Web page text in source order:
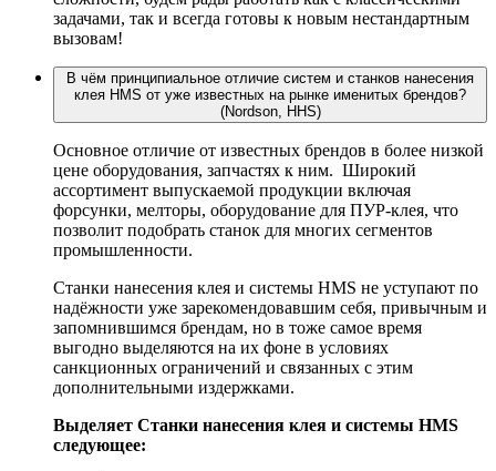
задачами, так и всегда готовы к новым нестандартным
вызовам!
В чём принципиальное отличие систем и станков нанесения
клея HMS от уже известных на рынке именитых брендов?
(Nordson, HHS)
Основное отличие от известных брендов в более низкой
цене оборудования, запчастях к ним. Широкий
ассортимент выпускаемой продукции включая
форсунки, мелторы, оборудование для ПУР-клея, что
позволит подобрать станок для многих сегментов
промышленности.
Станки нанесения клея и системы HMS не уступают по
надёжности уже зарекомендовавшим себя, привычным и
запомнившимся брендам, но в тоже самое время
выгодно выделяются на их фоне в условиях
санкционных ограничений и связанных с этим
дополнительными издержками.
Выделяет Станки нанесения клея и системы HMS
следующее: